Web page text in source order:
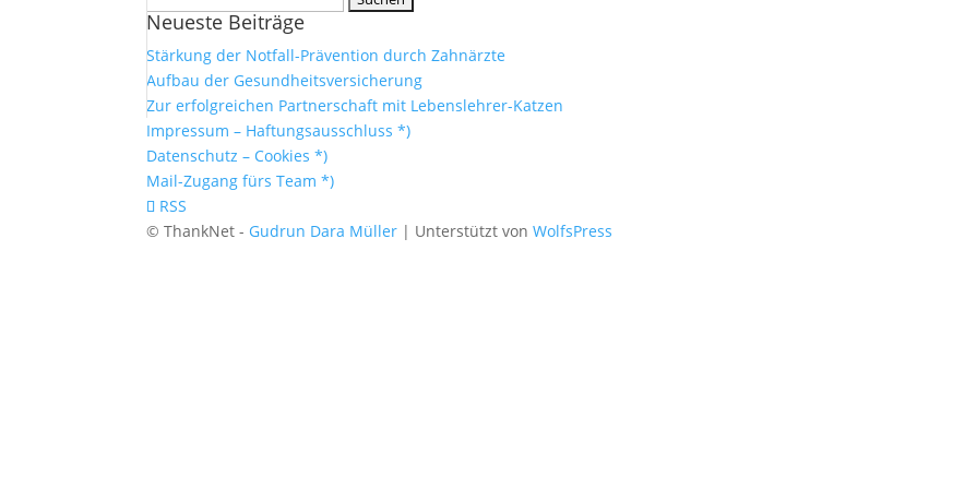
nach:
Neueste Beiträge
Stärkung der Notfall-Prävention durch Zahnärzte
Aufbau der Gesundheitsversicherung
Zur erfolgreichen Partnerschaft mit Lebenslehrer-Katzen
Impressum – Haftungsausschluss *)
Datenschutz – Cookies *)
Mail-Zugang fürs Team *)
RSS
© ThankNet - Gudrun Dara Müller | Unterstützt vonWolfsPress